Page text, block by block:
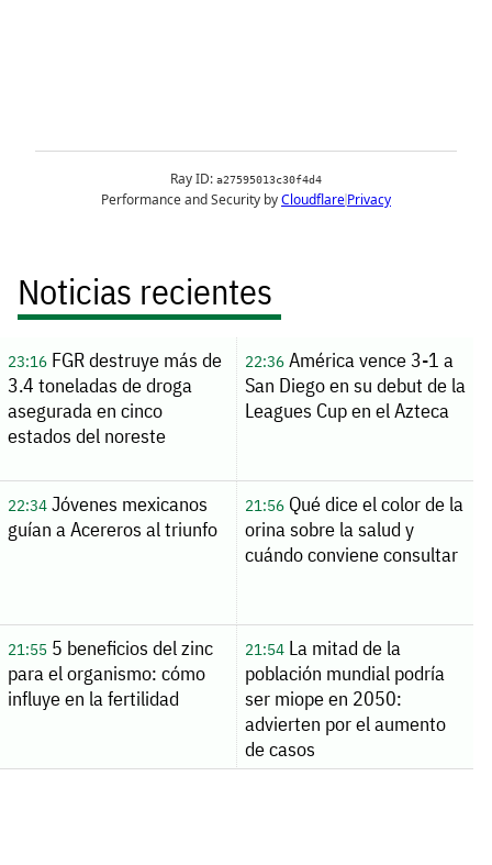
Noticias recientes
23:16FGR destruye más de
3.4 toneladas de droga
asegurada en cinco
estados del noreste
22:36América vence 3-1 a
San Diego en su debut de la
Leagues Cup en el Azteca
22:34Jóvenes mexicanos
guían a Acereros al triunfo
21:56Qué dice el color de la
orina sobre la salud y
cuándo conviene consultar
21:555 beneficios del zinc
para el organismo: cómo
influye en la fertilidad
21:54La mitad de la
población mundial podría
ser miope en 2050:
advierten por el aumento
de casos